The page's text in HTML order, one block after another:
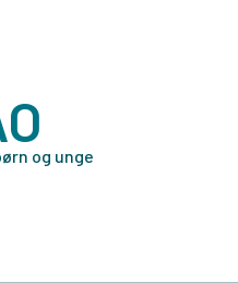
og unge